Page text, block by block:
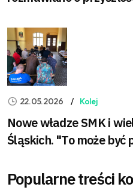
22.05.2026 Kolej
Nowe władze SMK i
Śląskich. "To może być
Popularne treści